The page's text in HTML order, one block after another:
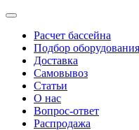
Расчет бассейна
Подбор оборудования
Доставка
Самовывоз
Статьи
О нас
Вопрос-ответ
Распродажа